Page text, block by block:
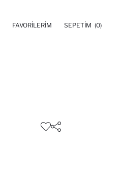
FAVORILERIM SEPETIM (0)